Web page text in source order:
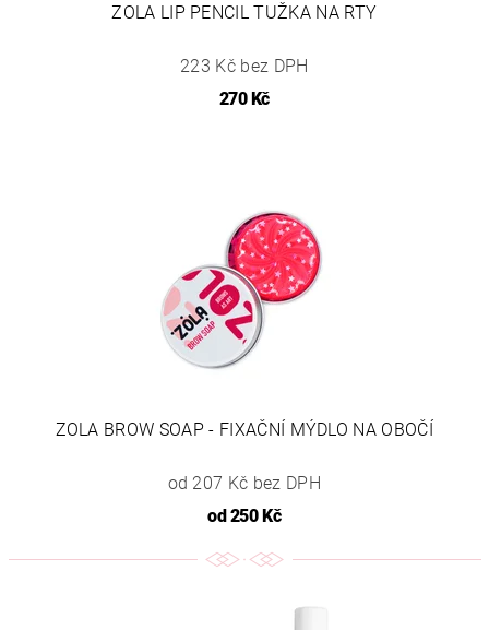
ZOLA LIP PENCIL TUŽKA NA RTY
223 Kč bez DPH
270 Kč
ZOLA BROW SOAP - FIXAČNÍ MÝDLO NA OBOČÍ
od 207 Kč bez DPH
od250 Kč